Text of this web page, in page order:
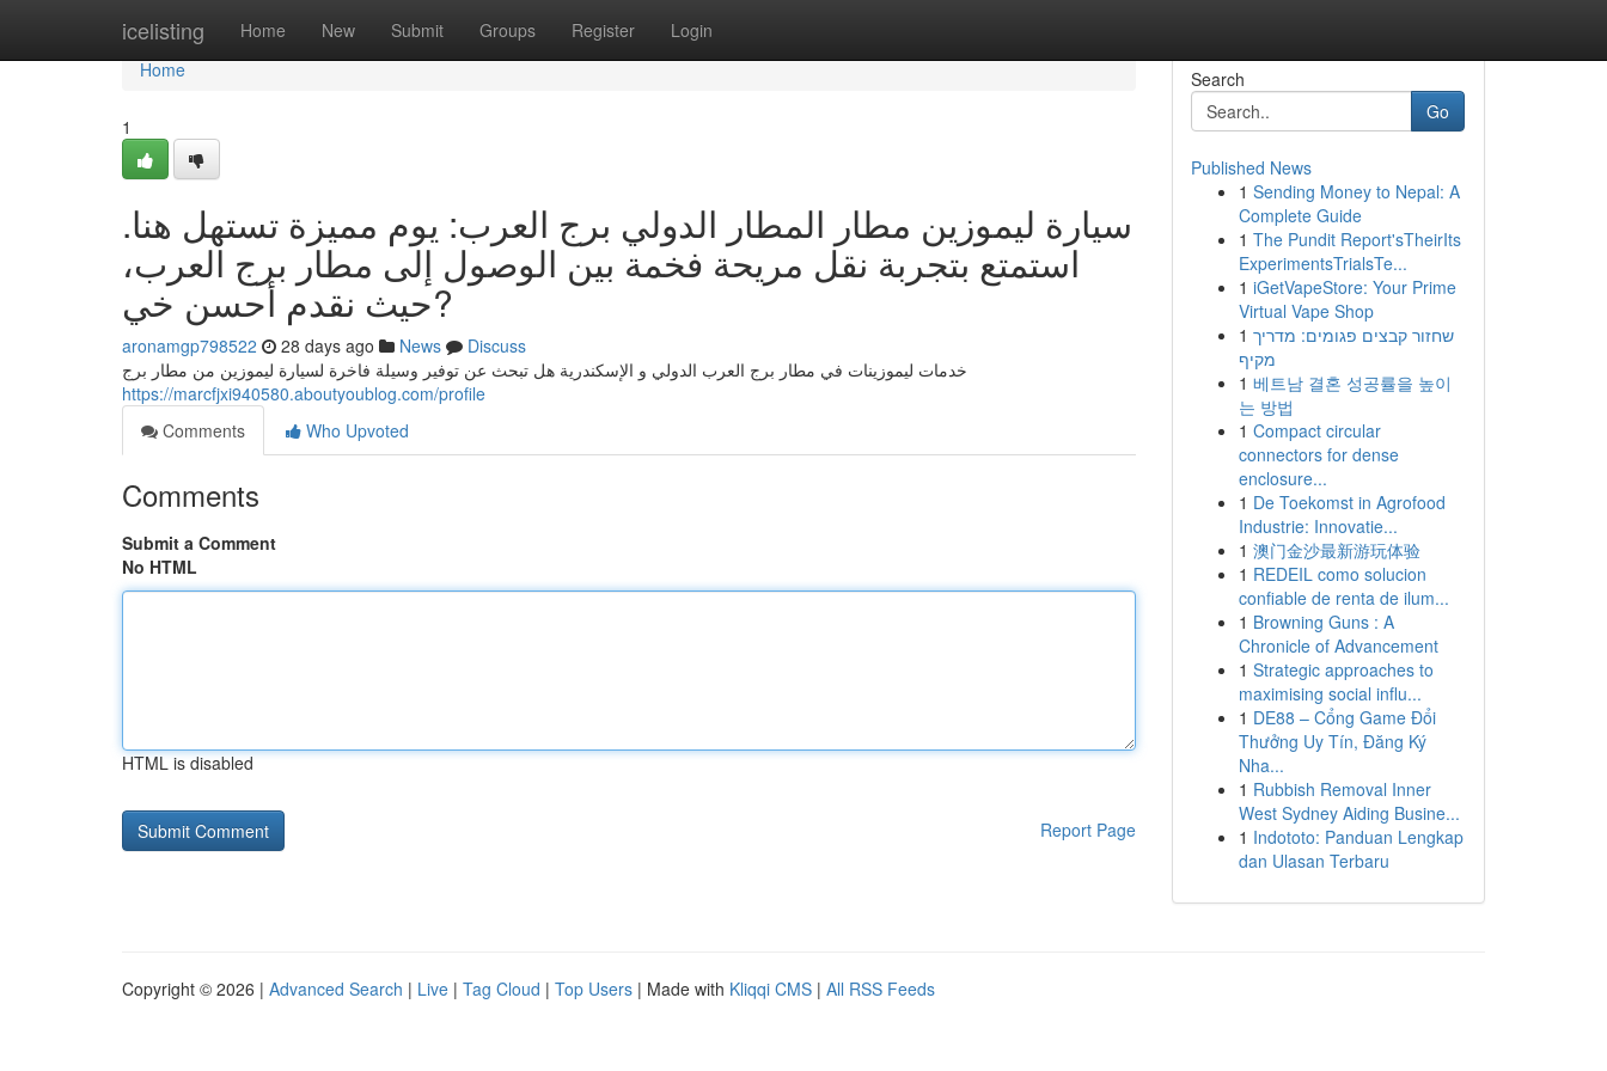
icelisting Home New Submit Groups Register Login
Home
Home
1
سيارة ليموزين مطار المطار الدولي برج العرب: يوم مميزة تستهل هنا.
استمتع بتجربة نقل مريحة فخمة بين الوصول إلى مطار برج العرب،
حيث نقدم أحسن خي?
aronamgp798522 28 days ago News
Discuss
خدمات ليموزينات في مطار برج العرب الدولي و الإسكندرية هل تبحث عن توفير وسيلة فاخرة لسيارة ليموزين من مطار برج
https://marcfjxi940580.aboutyoublog.com/profile
Comments
Who Upvoted
Comments
Submit a Comment
No HTML
HTML is disabled
Report Page
Search
Go
Published News
1 Sending Money to Nepal: A
Complete Guide
1 The Pundit Report'sTheirIts
ExperimentsTrialsTe...
1 iGetVapeStore: Your Prime
Virtual Vape Shop
1 שחזור קבצים פגומים: מדריך
מקיף
1 베트남 결혼 성공률을 높이
는 방법
1 Compact circular
connectors for dense
enclosure...
1 De Toekomst in Agrofood
Industrie: Innovatie...
1 澳门金沙最新游玩体验
1 REDEIL como solucion
confiable de renta de ilum...
1 Browning Guns : A
Chronicle of Advancement
1 Strategic approaches to
maximising social influ...
1 DE88 – Cổng Game Đổi
Thưởng Uy Tín, Đăng Ký
Nha...
1 Rubbish Removal Inner
West Sydney Aiding Busine...
1 Indototo: Panduan Lengkap
dan Ulasan Terbaru
Copyright © 2026 | Advanced Search | Live | Tag Cloud | Top Users | Made with Kliqqi CMS | All RSS Feeds